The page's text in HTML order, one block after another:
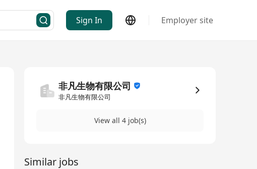
Sign In Employer site
非凡生物有限公司
非凡生物有限公司
View all 4 job(s)
Similar jobs